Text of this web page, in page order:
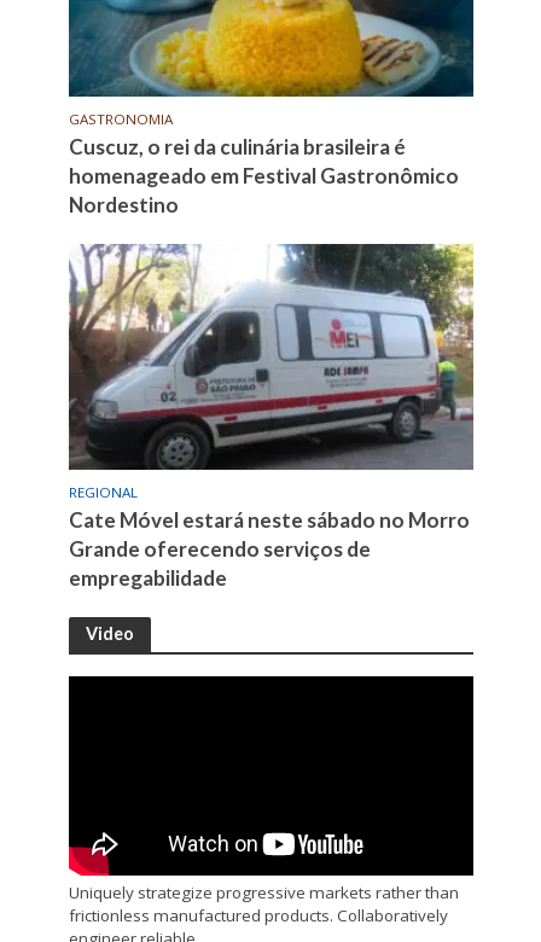
GASTRONOMIA
Cuscuz, o rei da culinária brasileira é
homenageado em Festival Gastronômico
Nordestino
REGIONAL
Cate Móvel estará neste sábado no Morro
Grande oferecendo serviços de
empregabilidade
Video
Uniquely strategize progressive markets rather than
frictionless manufactured products. Collaboratively